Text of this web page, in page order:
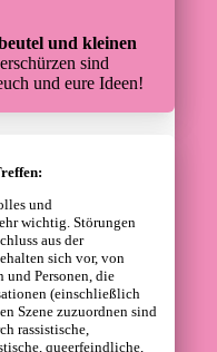
und kleinen
sind
und eure Ideen!
und
wichtig. Störungen
aus der
sich vor, von
und Personen, die
(einschließlich
Szene zuzuordnen sind
rassistische,
queerfeindliche,